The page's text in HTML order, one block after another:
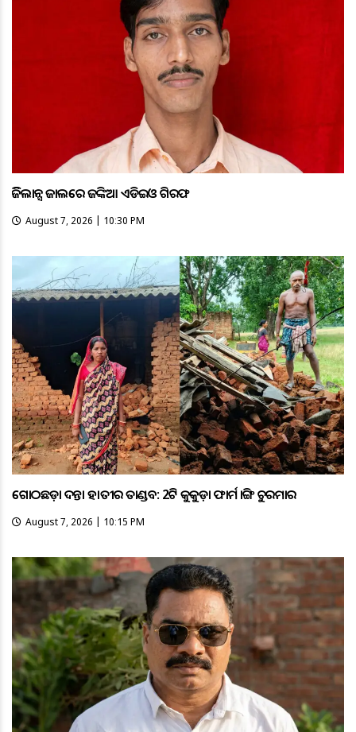
ଭିଜିଲାନ୍ସ ଜାଲରେ ଜଙ୍କିଆ ଏଡିଇଓ ଗିରଫ
August 7, 2026 | 10:30 PM
ଗୋଠଛଡ଼ା ଦନ୍ତା ହାତୀର ତାଣ୍ଡବ: 2ଟି କୁକୁଡ଼ା ଫାର୍ମ ଭାଙ୍ଗି ଚୁରମାର
August 7, 2026 | 10:15 PM